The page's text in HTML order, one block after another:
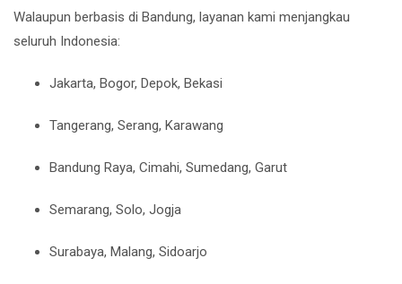
Walaupun berbasis di Bandung, layanan kami menjangkau
seluruh Indonesia:
Jakarta, Bogor, Depok, Bekasi
Tangerang, Serang, Karawang
Bandung Raya, Cimahi, Sumedang, Garut
Semarang, Solo, Jogja
Surabaya, Malang, Sidoarjo